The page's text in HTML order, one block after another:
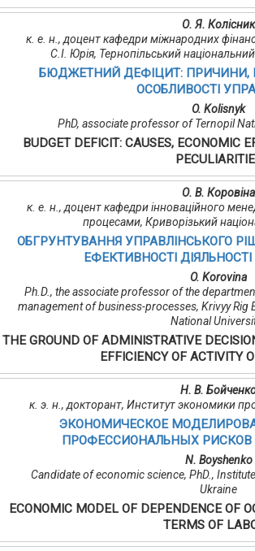
О. Я. Колісник
к. е. н., доцент кафедри міжнародних
С.І. Юрія, Тернопільський
БЮДЖЕТНИЙ ДЕФІЦИТ: ПРИЧИНИ,
ОСОБЛИВОСТІ
O. Kolisnyk
PhD, associate professor of Ternopil
BUDGET DEFICIT: CAUSES, ECONOMIC
О. В. Коровіна
к. е. н., доцент кафедри інноваційного
процесами, Криворізький
ОБГРУНТУВАННЯ УПРАВЛІНСЬКОГО
ЕФЕКТИВНОСТІ
O. Korovina
Ph.D., the associate professor of the
management of business-processes, Krivyy Rig
National
THE GROUND OF ADMINISTRATIVE
EFFICIENCY OF ACTIVITY
Н. В.
к. э. н., докторант, Институт экономики
ЭКОНОМИЧЕСКОЕ
ПРОФЕССИОНАЛЬНЫХ РИСКОВ
N. Boyshenko
Candidate of economic science, PhD.,
Ukraine
ECONOMIC MODEL OF DEPENDENCE OF
TERMS OF